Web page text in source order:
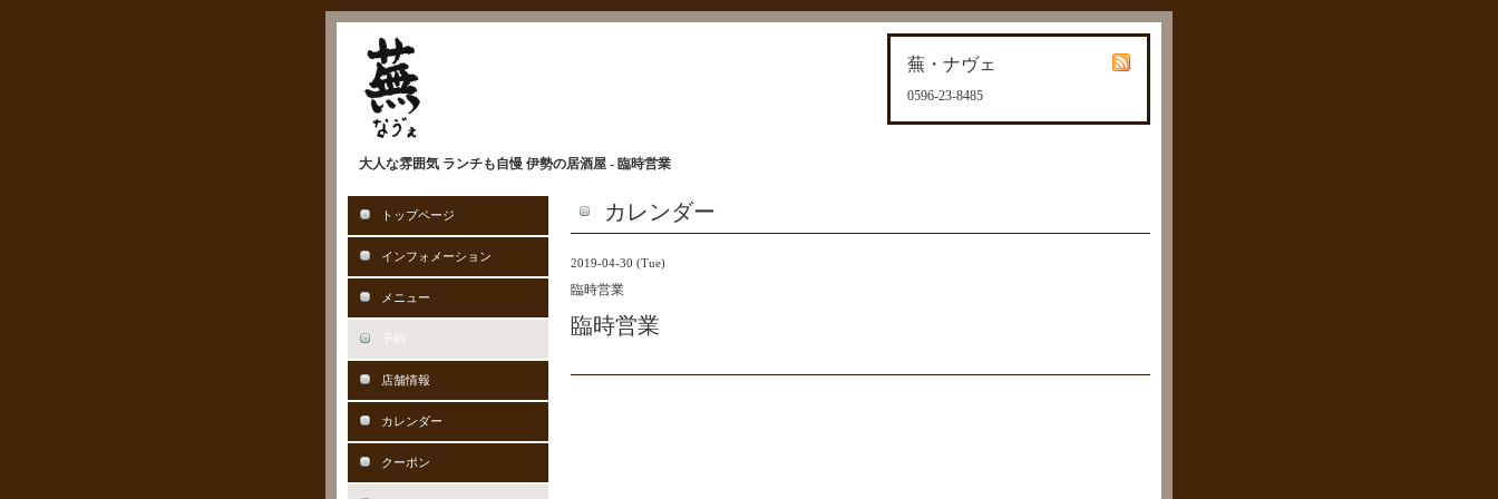
蕪・ナヴェ
0596-23-8485
大人な雰囲気 ランチも自慢 伊勢の居酒屋 - 臨時営業
カレンダー
2019-04-30 (Tue)
臨時営業
臨時営業
トップページ
インフォメーション
メニュー
予約
店舗情報
カレンダー
クーポン